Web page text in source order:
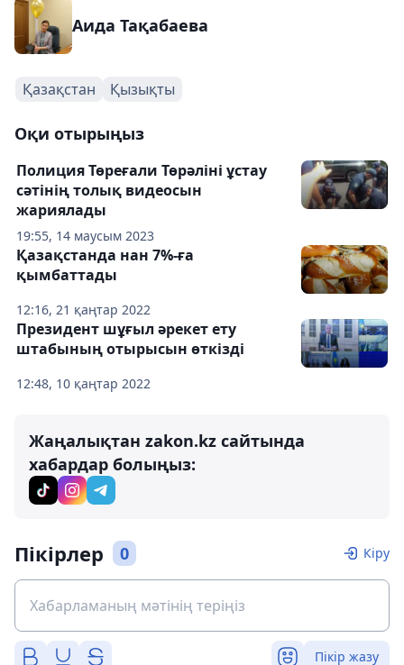
Аида Тақабаева
Қазақстан Қызықты
Оқи отырыңыз
19:55, 14 маусым 2023
Полиция Төреғали Төрәліні ұстау
сәтінің толық видеосын
жариялады
12:16, 21 қаңтар 2022
Қазақстанда нан 7%-ға
қымбаттады
12:48, 10 қаңтар 2022
Президент шұғыл әрекет ету
штабының отырысын өткізді
Жаңалықтан zakon.kz сайтында
хабардар болыңыз:
Пікірлер 0 Кіру
Пікір жазу